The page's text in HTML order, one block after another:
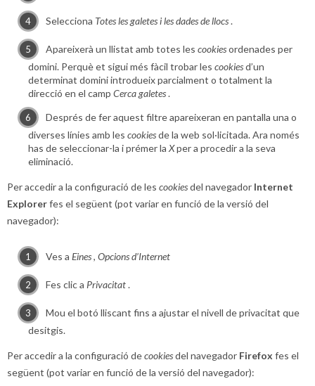
Selecciona Totes les galetes i les dades de llocs.
Apareixerà un llistat amb totes les cookiesordenades per
domini. Perquè et sigui més fàcil trobar les cookiesd’un
determinat domini introdueix parcialment o totalment la
direcció en el camp Cerca galetes.
Després de fer aquest filtre apareixeran en pantalla una o
diverses línies amb les cookiesde la web sol·licitada. Ara només
has de seleccionar-la i prémer la Xper a procedir a la seva
eliminació.
Per accedir a la configuració de les cookiesdel navegador Internet
Explorerfes el següent (pot variar en funció de la versió del
navegador):
Ves a Eines, Opcions d’Internet
Fes clic a Privacitat.
Mou el botó lliscant fins a ajustar el nivell de privacitat que
desitgis.
Per accedir a la configuració decookiesdel navegador Firefox fes el
següent (pot variar en funció de la versió del navegador):